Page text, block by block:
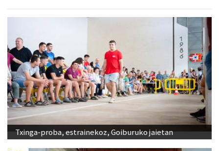
Txinga-proba, estrainekoz, Goiburuko jaietan